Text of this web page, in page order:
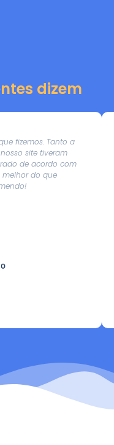
dizem
fizemos. Tanto a
site tiveram
de acordo com
do que